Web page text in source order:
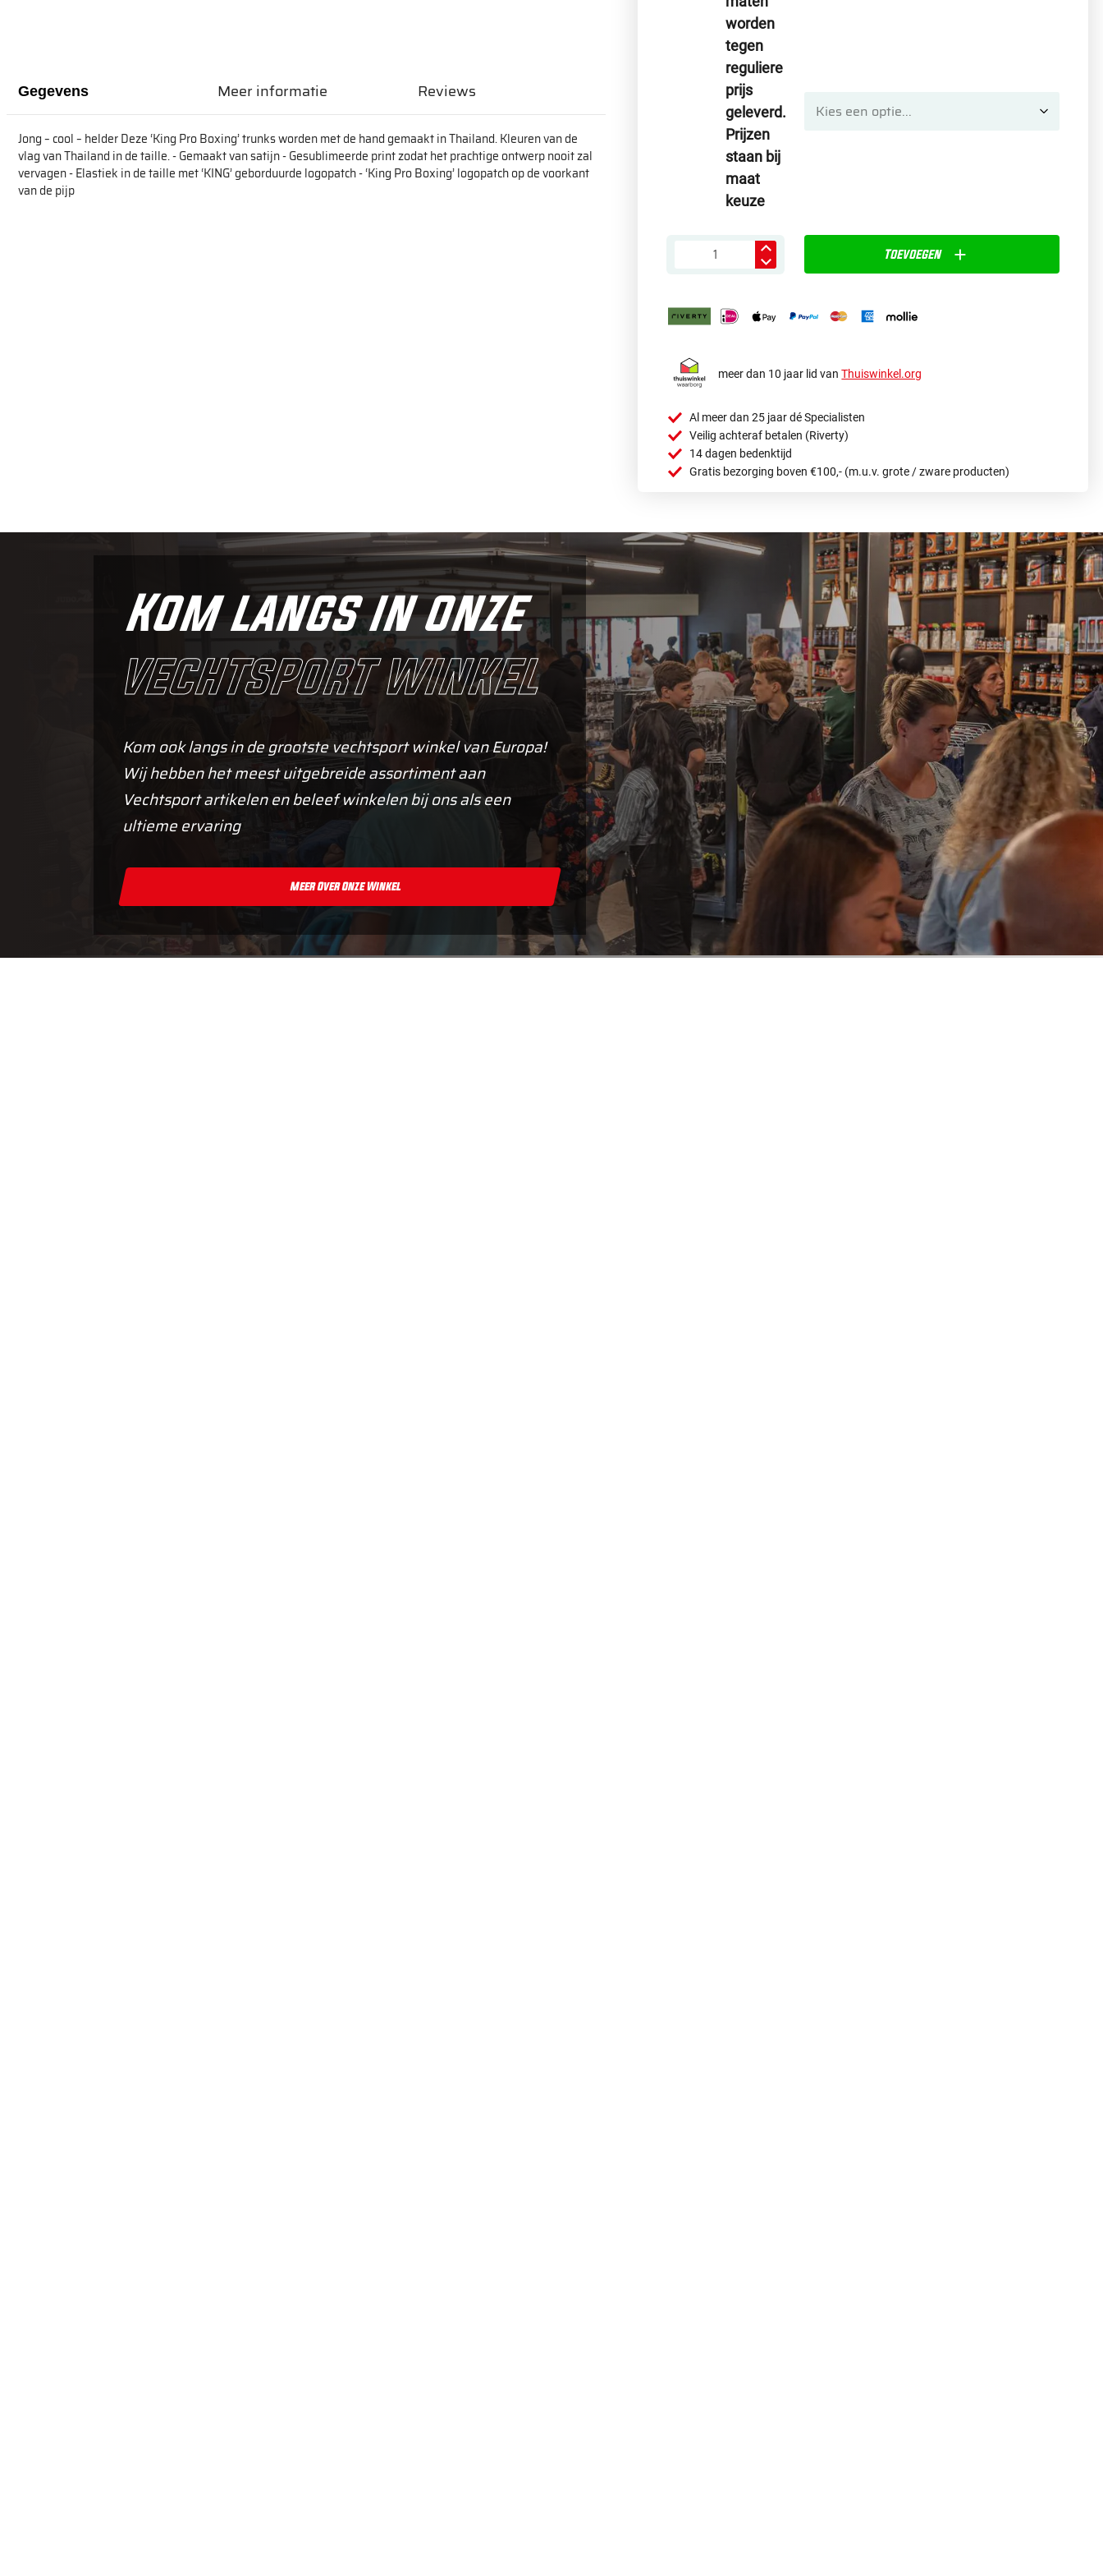
worden
tegen
reguliere
prijs
geleverd.
Prijzen
staan bij
maat
keuze
Toevoegen
meer dan 10 jaar lid vanThuiswinkel.org
Al meer dan 25 jaar dé Specialisten
Veilig achteraf betalen (Riverty)
14 dagen bedenktijd
Gratis bezorging boven €100,- (m.u.v. grote / zware producten)
Gegevens
Jong – cool – helder Deze ‘King Pro Boxing’ trunks worden met de hand gemaakt in Thailand. Kleuren van de
vlag van Thailand in de taille. - Gemaakt van satijn - Gesublimeerde print zodat het prachtige ontwerp nooit zal
vervagen - Elastiek in de taille met ‘KING’ geborduurde logopatch - ‘King Pro Boxing’ logopatch op de voorkant
van de pijp
Meer informatie Reviews
Kom langs in onze
vechtsport winkel
Kom ook langs in de grootste vechtsport winkel van Europa!
Wij hebben het meest uitgebreide assortiment aan
Vechtsport artikelen en beleef winkelen bij ons als een
ultieme ervaring
Meer Over Onze Winkel